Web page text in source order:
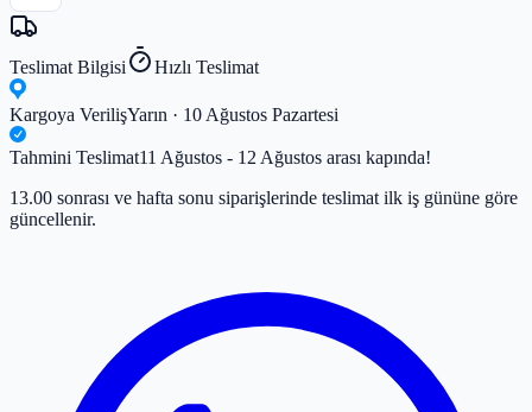
Teslimat Bilgisi Hızlı Teslimat
Kargoya VerilişYarın · 10 Ağustos Pazartesi
Tahmini Teslimat11 Ağustos - 12 Ağustos arası kapında!
13.00 sonrası ve hafta sonu siparişlerinde teslimat ilk iş gününe göre
güncellenir.